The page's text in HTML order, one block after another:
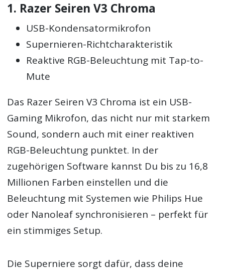
1. Razer Seiren V3 Chroma
USB-Kondensatormikrofon
Supernieren-Richtcharakteristik
Reaktive RGB-Beleuchtung mit Tap-to-
Mute
Das Razer Seiren V3 Chroma ist ein USB-
Gaming Mikrofon, das nicht nur mit starkem
Sound, sondern auch mit einer reaktiven
RGB-Beleuchtung punktet. In der
zugehörigen Software kannst Du bis zu 16,8
Millionen Farben einstellen und die
Beleuchtung mit Systemen wie Philips Hue
oder Nanoleaf synchronisieren – perfekt für
ein stimmiges Setup.
Die Superniere sorgt dafür, dass deine